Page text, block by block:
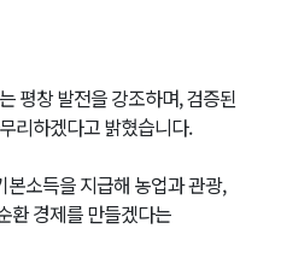
평창 발전을 강조하며, 검증된
리하겠다고 밝혔습니다.
소득을 지급해 농업과 관광,
환 경제를 만들겠다는